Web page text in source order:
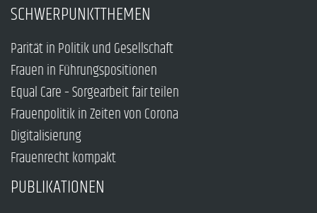
SCHWERPUNKTTHEMEN
Parität in Politik und Gesellschaft
Frauen in Führungspositionen
Equal Care – Sorgearbeit fair teilen
Frauenpolitik in Zeiten von Corona
Digitalisierung
Frauenrecht kompakt
PUBLIKATIONEN